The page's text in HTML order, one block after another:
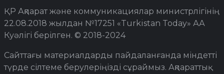
ҚР Ақпарат және коммуникациялар министрлігінің
22.08.2018 жылдан №17251 «Turkistan Today» АА
Куәлігі берілген. © 2018-2024
Сайттағы материалдарды пайдаланғанда міндетті
түрде сілтеме берулеріңізді сұраймыз. Ақпараттық